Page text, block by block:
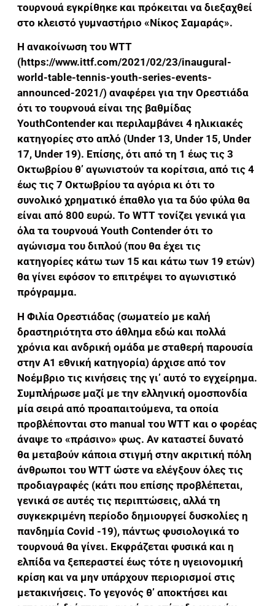
τουρνουά εγκρίθηκε και πρόκειται να διεξαχθεί
στο κλειστό γυμναστήριο «Νίκος Σαμαράς».
Η ανακοίνωση του WTT
(https://www.ittf.com/2021/02/23/inaugural-
world-table-tennis-youth-series-events-
announced-2021/) αναφέρει για την Ορεστιάδα
ότι το τουρνουά είναι της βαθμίδας
YouthContender και περιλαμβάνει 4 ηλικιακές
κατηγορίες στο απλό (Under 13, Under 15, Under
17, Under 19). Επίσης, ότι από τη 1 έως τις 3
Οκτωβρίου θ’ αγωνιστούν τα κορίτσια, από τις 4
έως τις 7 Οκτωβρίου τα αγόρια κι ότι το
συνολικό χρηματικό έπαθλο για τα δύο φύλα θα
είναι από 800 ευρώ. Το WTT τονίζει γενικά για
όλα τα τουρνουά Youth Contender ότι το
αγώνισμα του διπλού (που θα έχει τις
κατηγορίες κάτω των 15 και κάτω των 19 ετών)
θα γίνει εφόσον το επιτρέψει το αγωνιστικό
πρόγραμμα.
Η Φιλία Ορεστιάδας (σωματείο με καλή
δραστηριότητα στο άθλημα εδώ και πολλά
χρόνια και ανδρική ομάδα με σταθερή παρουσία
στην Α1 εθνική κατηγορία) άρχισε από τον
Νοέμβριο τις κινήσεις της γι’ αυτό το εγχείρημα.
Συμπλήρωσε μαζί με την ελληνική ομοσπονδία
μία σειρά από προαπαιτούμενα, τα οποία
προβλέπονται στο manual του WTT και ο φορέας
άναψε το «πράσινο» φως. Αν καταστεί δυνατό
θα μεταβούν κάποια στιγμή στην ακριτική πόλη
άνθρωποι του WTT ώστε να ελέγξουν όλες τις
προδιαγραφές (κάτι που επίσης προβλέπεται,
γενικά σε αυτές τις περιπτώσεις, αλλά τη
συγκεκριμένη περίοδο δημιουργεί δυσκολίες η
πανδημία Covid -19), πάντως φυσιολογικά το
τουρνουά θα γίνει. Εκφράζεται φυσικά και η
ελπίδα να ξεπεραστεί έως τότε η υγειονομική
κρίση και να μην υπάρχουν περιορισμοί στις
μετακινήσεις. Το γεγονός θ’ αποκτήσει και